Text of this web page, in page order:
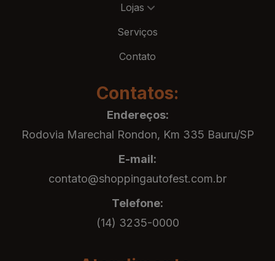
Lojas
Serviços
Contato
Contatos:
Endereços:
Rodovia Marechal Rondon, Km 335 Bauru/SP
E-mail:
contato@shoppingautofest.com.br
Telefone:
(14) 3235-0000